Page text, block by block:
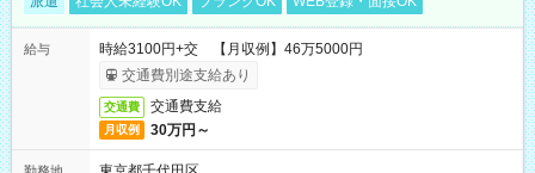
給与
時給3100円+交 【月収例】46万5000円
交通費別途支給あり
交通費 交通費支給
月収例 30万円～